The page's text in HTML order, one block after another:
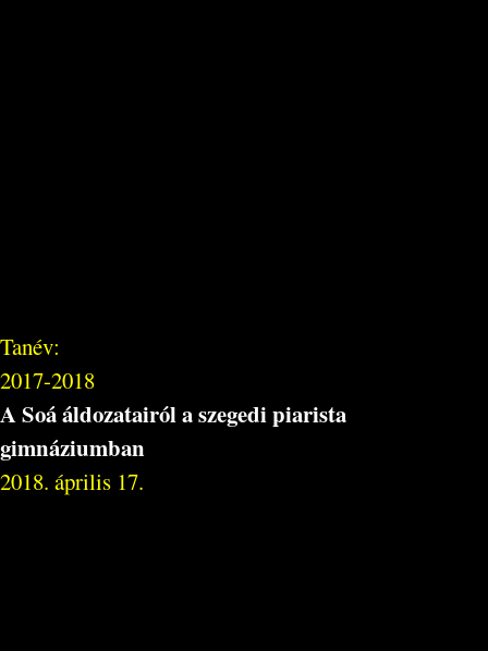
Tanév:
2017-2018
A Soá áldozatairól a szegedi piarista
gimnáziumban
2018. április 17.